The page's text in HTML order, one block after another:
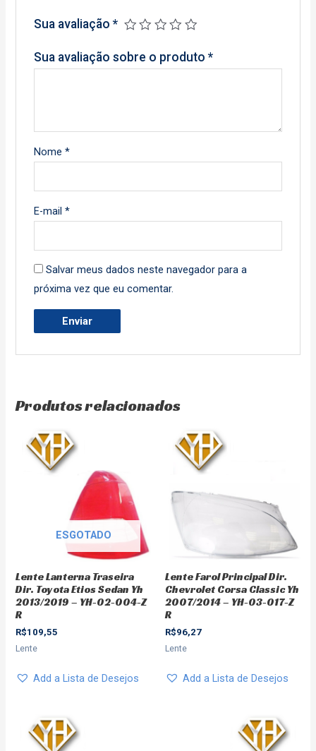
Sua avaliação *
Sua avaliação sobre o produto *
Nome *
E-mail *
Salvar meus dados neste navegador para a
próxima vez que eu comentar.
Produtos relacionados
ESGOTADO
Lente Lanterna Traseira
Dir. Toyota Etios Sedan Yh
2013/2019 – YH-02-004-Z
R
R$109,55
Lente
Add a Lista de Desejos
Lente Farol Principal Dir.
Chevrolet Corsa Classic Yh
2007/2014 – YH-03-017-Z
R
R$96,27
Lente
Add a Lista de Desejos